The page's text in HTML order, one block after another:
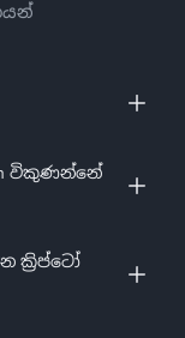
විකුණන්නේ
ක්‍රිප්ටෝ